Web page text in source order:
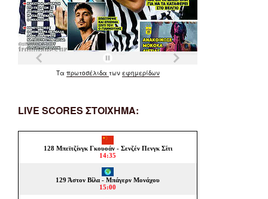
Τα πρωτοσέλιδα των εφημερίδων
LIVE SCORES ΣΤΟΙΧΗΜΑ: